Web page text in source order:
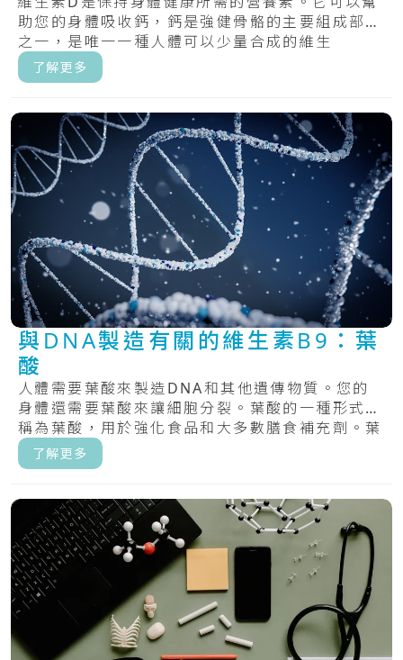
助您的身體吸收鈣，鈣是強健骨骼的主要組成部分
之一，是唯一一種人體可以少量合成的維生
素。.....
了解更多
與DNA製造有關的維生素B9：葉
酸
人體需要葉酸來製造DNA和其他遺傳物質。您的
身體還需要葉酸來讓細胞分裂。葉酸的一種形式，
稱為葉酸，用於強化食品和大多數膳食補充劑。葉
酸，.....
了解更多